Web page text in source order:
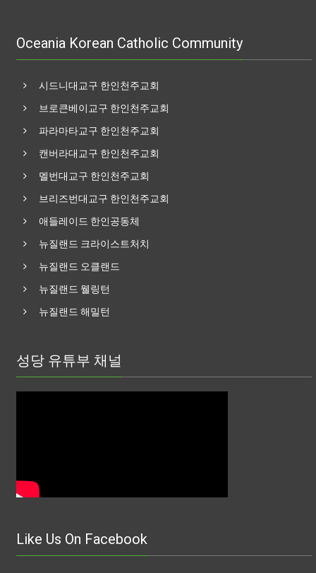
Oceania Korean Catholic Community
시드니대교구 한인천주교회
브로큰베이교구 한인천주교회
파라마타교구 한인천주교회
캔버라대교구 한인천주교회
멜번대교구 한인천주교회
브리즈번대교구 한인천주교회
애들레이드 한인공동체
뉴질랜드 크라이스트처치
뉴질랜드 오클랜드
뉴질랜드 웰링턴
뉴질랜드 해밀턴
성당 유튜부 채널
Like Us On Facebook